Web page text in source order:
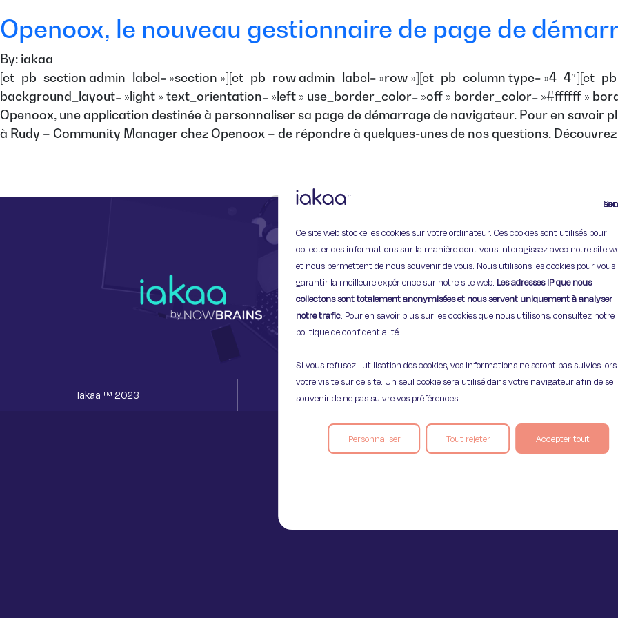
Ce site web stocke les cookies sur votre ordinateur. Ces cookies sont utilisés pour
collecter des informations sur la manière dont vous interagissez avec notre site
et nous permettent de nous souvenir de vous. Nous utilisons les cookies pour vous
garantir la meilleure expérience sur notre site web. Les adresses IP que nous
collectons sont totalement anonymisées et nous servent uniquement à analyser
notre trafic. Pour en savoir plus sur les cookies que nous utilisons, consultez notre
politique de confidentialité.
Si vous refusez l'utilisation des cookies, vos informations ne seront pas suivies lors
votre visite sur ce site. Un seul cookie sera utilisé dans votre navigateur afin de se
souvenir de ne pas suivre vos préférences.
Personnaliser Tout rejeter Accepter tout
Openoox, le nouveau gestionnaire de page de
By: iakaa
[et_pb_section admin_label= »section »][et_pb_row admin_label= »row »][et_pb_column type=
background_layout= »light » text_orientation= »left » use_border_color= »off » border_color= »#ffffff »
Openoox, une application destinée à personnaliser sa page de démarrage de navigateur. Pour en savoir
à Rudy – Community Manager chez Openoox – de répondre à quelques-unes de nos questions. Découvrez
11 Rue de Provence,
75009 Paris
Iakaa ™ 2023 Mentions légales